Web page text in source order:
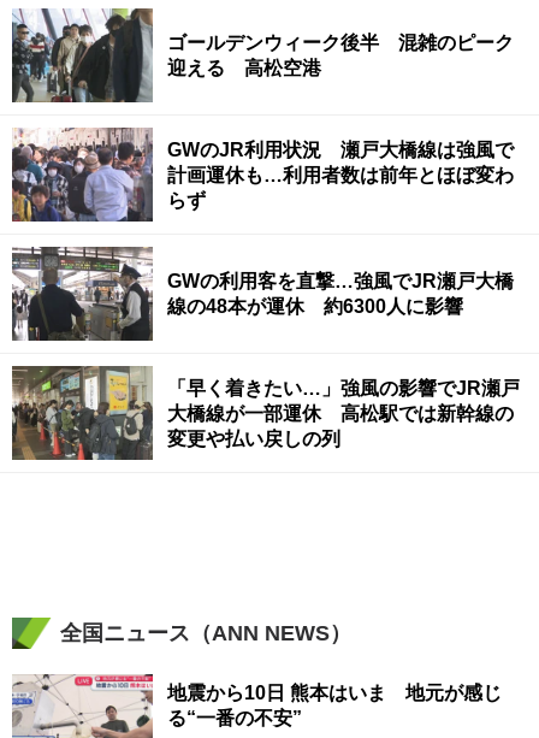
ゴールデンウィーク後半 混雑のピーク
迎える 高松空港
GWのJR利用状況 瀬戸大橋線は強風で
計画運休も…利用者数は前年とほぼ変わ
らず
GWの利用客を直撃…強風でJR瀬戸大橋
線の48本が運休 約6300人に影響
「早く着きたい…」強風の影響でJR瀬戸
大橋線が一部運休 高松駅では新幹線の
変更や払い戻しの列
全国ニュース（ANN NEWS）
地震から10日 熊本はいま 地元が感じ
る“一番の不安”